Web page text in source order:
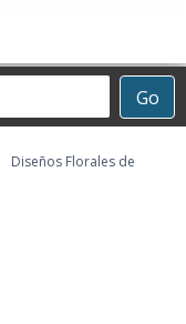
Go
Diseños Florales de